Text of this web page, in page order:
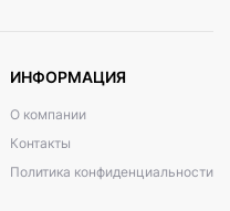
ИНФОРМАЦИЯ
О компании
Контакты
Политика конфиденциальности